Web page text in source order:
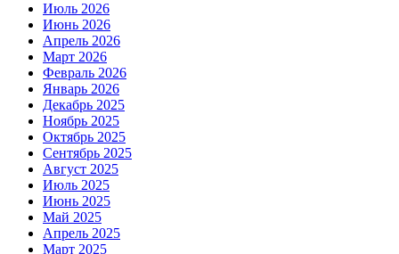
Июль 2026
Июнь 2026
Апрель 2026
Март 2026
Февраль 2026
Январь 2026
Декабрь 2025
Ноябрь 2025
Октябрь 2025
Сентябрь 2025
Август 2025
Июль 2025
Июнь 2025
Май 2025
Апрель 2025
Март 2025